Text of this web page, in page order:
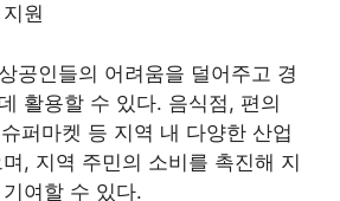
원
공인들의 어려움을 덜어주고 경
활용할 수 있다. 음식점, 편의
퍼마켓 등 지역 내 다양한 ​​산업
, 지역 주민의 소비를 촉진해 지
여할 수 있다.